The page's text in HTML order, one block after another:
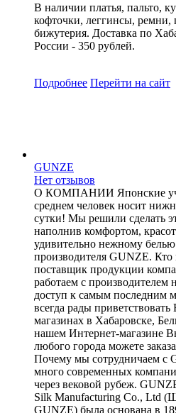
В наличии платья, пальто,
кофточки, леггинсы, ремни,
бижутерия. Доставка по
России - 350 рублей.
Подробнее Перейти на сайт
GUNZE
Нет отзывов
О КОМПАНИИ Японские
среднем человек носит
сутки! Мы решили сделать
наполнив комфортом,
удивительно нежному
производителя GUNZE.
поставщик продукции
работаем с
доступ к самым последним
всегда рады
магазинах в Хабаровске,
нашем Интернет-магазине
любого города можете
Почему мы сотрудничаем с
много современных
через вековой рубеж.
Silk Manufacturing Co., Ltd
GUNZE) была основана в